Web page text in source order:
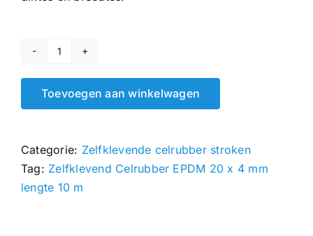
Zelfklevend
Celrubber
EPDM
4
mm,
lengte
Toevoegen aan winkelwagen
Categorie: Zelfklevende celrubber stroken
Tag: Zelfklevend Celrubber EPDM 20 x 4 mm
lengte 10 m